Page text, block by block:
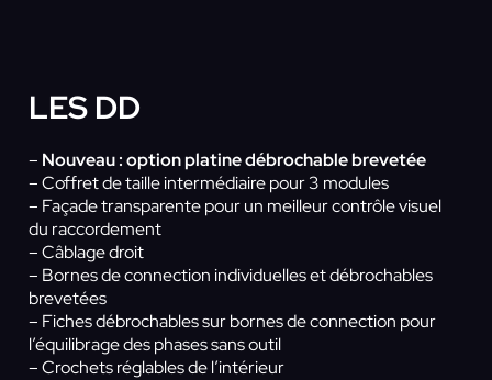
LES DD
– Nouveau : option platine débrochable brevetée
– Coffret de taille intermédiaire pour 3 modules
– Façade transparente pour un meilleur contrôle visuel
du raccordement
– Câblage droit
– Bornes de connection individuelles et débrochables
brevetées
– Fiches débrochables sur bornes de connection pour
l’équilibrage des phases sans outil
– Crochets réglables de l’intérieur